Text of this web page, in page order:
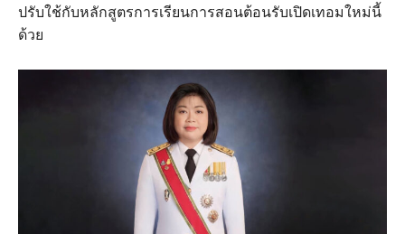
ปรับใช้กับหลักสูตรการเรียนการสอนต้อนรับเปิดเทอมใหม่นี้
ด้วย